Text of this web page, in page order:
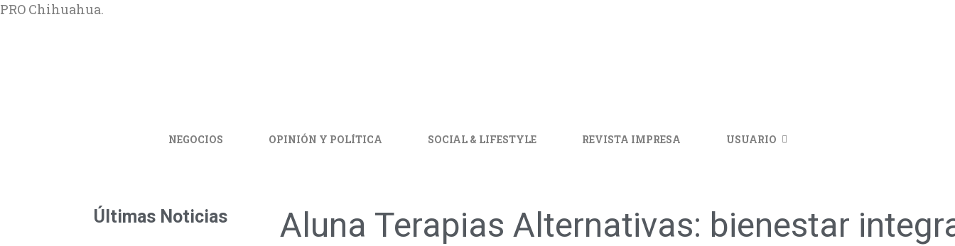
PRO Chihuahua.
NEGOCIOS OPINIÓN Y POLÍTICA SOCIAL & LIFESTYLE REVISTA IMPRESA USUARIO
Últimas Noticias Aluna Terapias Alternativas: bienestar